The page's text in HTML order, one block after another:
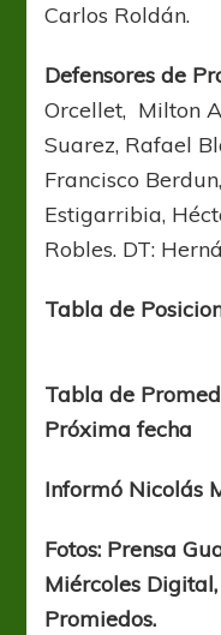
Carlos Roldán.
Defensores de
Orcellet, Milton
Suarez, Rafael
Francisco
Estigarribia,
Robles. DT:
Tabla de
Tabla de
Próxima fecha
Informó Nicolás
Fotos: Prensa
Miércoles
Promiedos.